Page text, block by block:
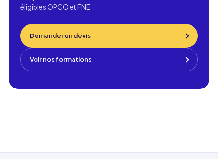
éligibles OPCO et FNE.
Demander un devis
Voir nos formations